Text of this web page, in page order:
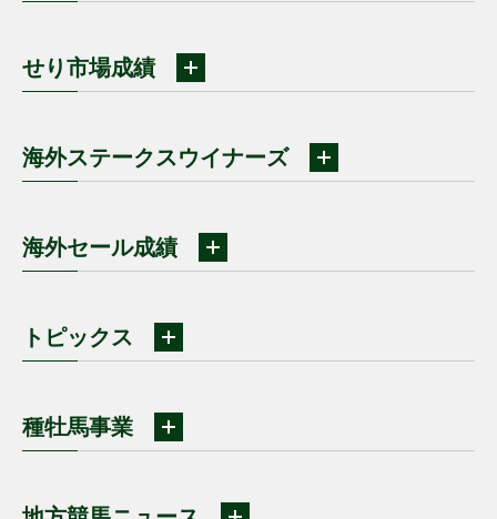
せり市場成績
海外ステークスウイナーズ
海外セール成績
トピックス
種牡馬事業